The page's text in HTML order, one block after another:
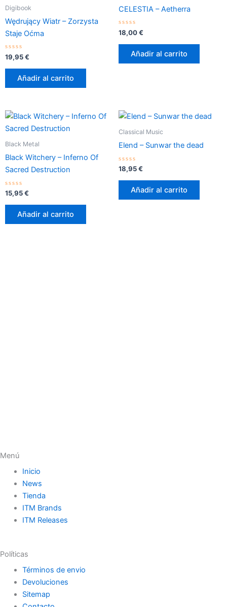
Digibook
Wędrujący Wiatr – Zorzysta
Staje Oćma
Valorado
con
0
19,95€
Añadir al carrito
CELESTIA – Aetherra
Valorado
con
0
18,00€
Añadir al carrito
Black Metal
Black Witchery – Inferno Of
Sacred Destruction
Valorado
con
0
15,95€
Añadir al carrito
Classical Music
Elend – Sunwar the dead
Valorado
con
0
18,95€
Añadir al carrito
Menú
Inicio
News
Tienda
ITM Brands
ITM Releases
Políticas
Términos de envio
Devoluciones
Sitemap